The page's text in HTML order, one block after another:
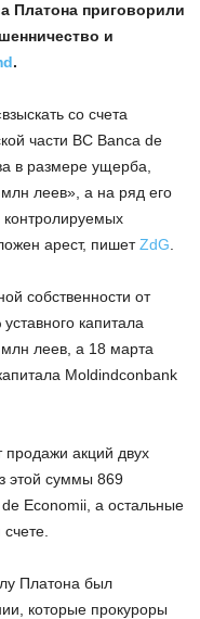
Платона приговорили
и
.
со счета
части BC Banca de
в размере ущерба,
леев», а на ряд его
контролируемых
арест, пишетZdG
собственности от
капитала
леев, а 18 марта
Moldindconbank
продажи акций двух
этой суммы 869
Economii, а остальные
Платона был
которые прокуроры